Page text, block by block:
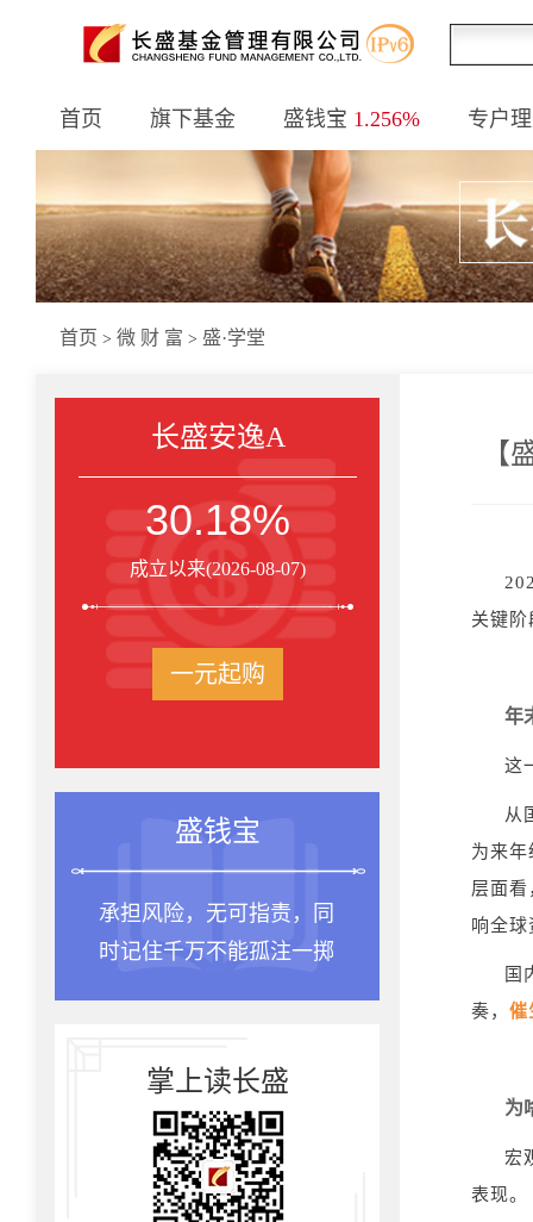
首页 旗下基金 盛钱宝 1.256% 专户
首页 > 微 财 富 > 盛·学堂
长盛安逸A
30.18%
成立以来(2026-08-07)
一元起购
盛钱宝
承担风险，无可指责，同
时记住千万不能孤注一掷
种一棵
掌上读长盛
【
关键
年
这
从
为来
层面
响全
国
奏， 催
为
宏
表现。